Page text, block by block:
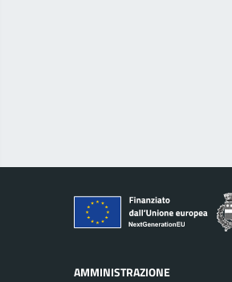
AMMINISTRAZIONE